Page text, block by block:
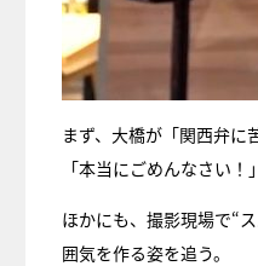
まず、大橋が「関西弁に
「本当にごめんなさい
ほかにも、撮影現場で“
囲気を作る姿を追う。